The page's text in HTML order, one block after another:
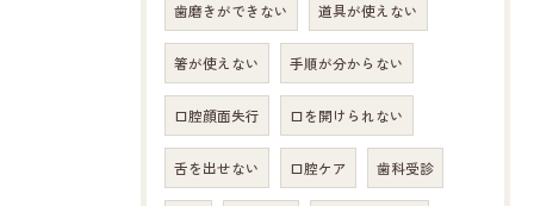
歯磨きができない 道具が使えない
箸が使えない 手順が分からない
口腔顔面失行 口を開けられない
舌を出せない 口腔ケア 歯科受診